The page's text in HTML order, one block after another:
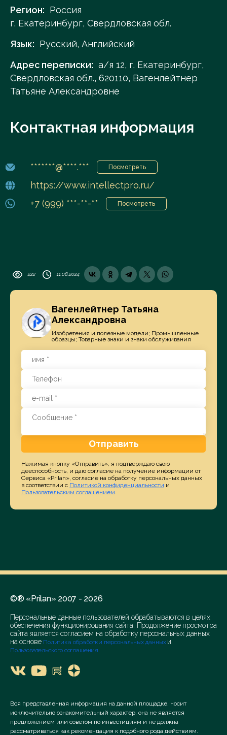
Регион: Россия
г. Екатеринбург, Свердловская обл.
Язык: Русский, Английский
Адрес переписки: а/я 12, г. Екатеринбург,
Свердловская обл., 620110, Вагенлейтнер
Татьяне Александровне
Контактная информация
*******@****.*** Посмотреть
https://www.intellectpro.ru/
+7 (999) ***-**-**
Посмотреть
222 11.08.2024
Вагенлейтнер Татьяна
Александровна
Изобретения и полезные модели; Промышленные
образцы; Товарные знаки и знаки обслуживания
Отправить
Нажимая кнопку «Отправить», я подтверждаю свою
дееспособность, и даю согласие на получение информации от
Сервиса «Prilan», согласие на обработку персональных данных
в соответствии с Политикой конфиденциальности и
Пользовательским соглашением.
©® «Prilan» 2007 - 2026
Персональные данные пользователей обрабатываются в целях
обеспечения функционирования сайта. Продолжение просмотра
сайта является согласием на обработку персональных данных
на основе Политика обработки персональных данных и
Пользовательского соглашения
Вся представленная информация на данной площадке, носит
исключительно ознакомительный характер; она не является
предложением или советом по инвестициям и не должна
рассматриваться как рекомендация к подобного рода действиям.